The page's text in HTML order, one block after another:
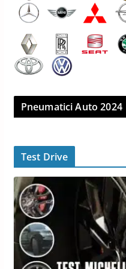
Pneumatici Auto 2024
Test Drive